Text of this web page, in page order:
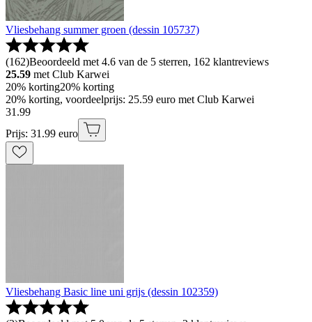
Vliesbehang summer groen (dessin 105737)
(162)Beoordeeld met 4.6 van de 5 sterren, 162 klantreviews
25.59 met Club Karwei
20% korting20% korting
20% korting, voordeelprijs: 25.59 euro met Club Karwei
31.99
Prijs: 31.99 euro
Vliesbehang Basic line uni grijs (dessin 102359)